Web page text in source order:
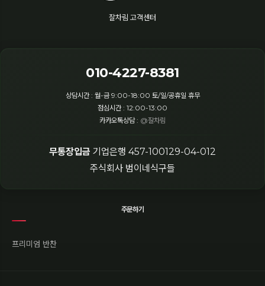
잘차림 고객센터
010-4227-8381
상담시간 : 월-금 9:00-18:00 토/일/공휴일 휴무
점심시간 : 12:00-13:00
카카오톡상담 : @잘차림
무통장입금 기업은행 457-100129-04-012
주식회사 범이네식구들
주문하기
프리미엄 반찬